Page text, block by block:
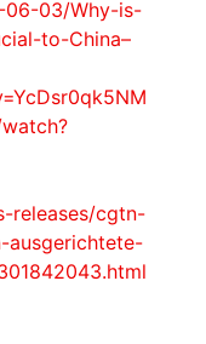
06-03/Why-is-
to-China–
releases/cgtn-
ausgerichtete-